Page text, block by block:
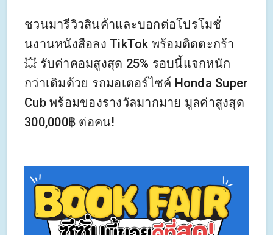
ชวนมารีวิวสินค้าและบอกต่อโปรโมชั่
นงานหนังสือลง TikTok พร้อมติดตะกร้า
💥 รับค่าคอมสูงสุด 25% รอบนี้แจกหนัก
กว่าเดิมด้วย รถมอเตอร์ไซค์ Honda Super
Cub พร้อมของรางวัลมากมาย มูลค่าสูงสุด
300,000฿ ต่อคน!